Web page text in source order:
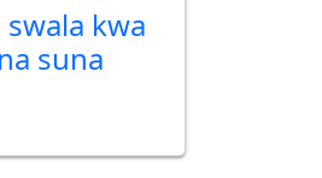
kwa
suna